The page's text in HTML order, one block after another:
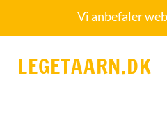
Vi anbefaler
LEGETAARN.DK